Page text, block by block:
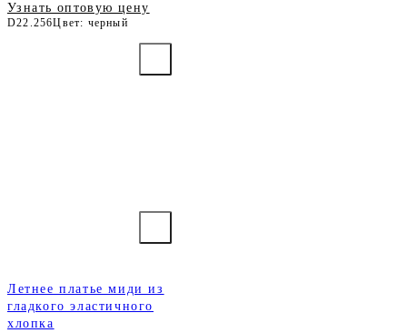
Узнать оптовую цену
D22.256Цвет: черный
Летнее платье миди из
гладкого эластичного
хлопка